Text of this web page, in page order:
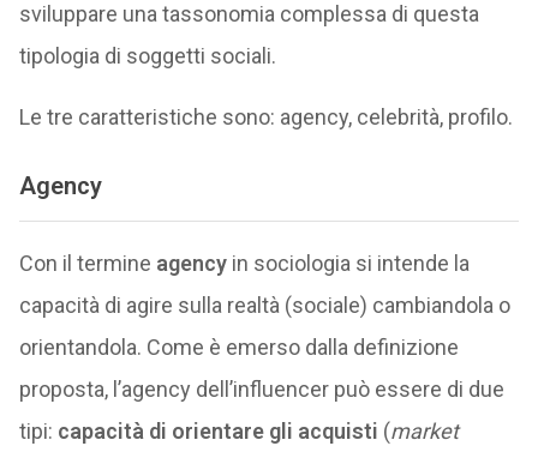
sviluppare una tassonomia complessa di questa
tipologia di soggetti sociali.
Le tre caratteristiche sono: agency, celebrità, profilo.
Agency
Con il termine agencyin sociologia si intende la
capacità di agire sulla realtà (sociale) cambiandola o
orientandola. Come è emerso dalla definizione
proposta, l’agency dell’influencer può essere di due
tipi: capacità di orientare gli acquisti (market